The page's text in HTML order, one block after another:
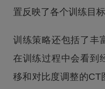
置反映了各个训练目
训练策略还包括了丰
在训练过程中会看到
移和对比度调整的CT